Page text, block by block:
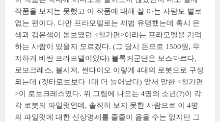
작품을 보지는 못했고 이 작품에 대해 잘 아는 사람도 별로
없는 편이다. 다만 프라모델로는 제법 유명했는데 혹시 은
색과 검은색이 돋보였던 <철가면>이라는 프라모델을 기억
하는 사람이 있을지 모르겠다. (그 당시 돈으로 1500원, 무
지하게 비싼 프라모델이었다) 블록커군단은 보스파르다,
로보크레스, 불시저, 썬다이오 이렇게 4대의 로봇으로 구성
되는데 (겟타로보보다 1대 더 늘어났다) 앞서 말한 <철가면
>이 로보크레스였다. 위 그림에 나오는 4명의 소년(?)이 각
각 로봇의 파일럿인데, 솔직히 보지 못한 사람으로 이 4명
의 파일럿에 대한 신상명세를 줄줄이 읊을 수는 없지만 그